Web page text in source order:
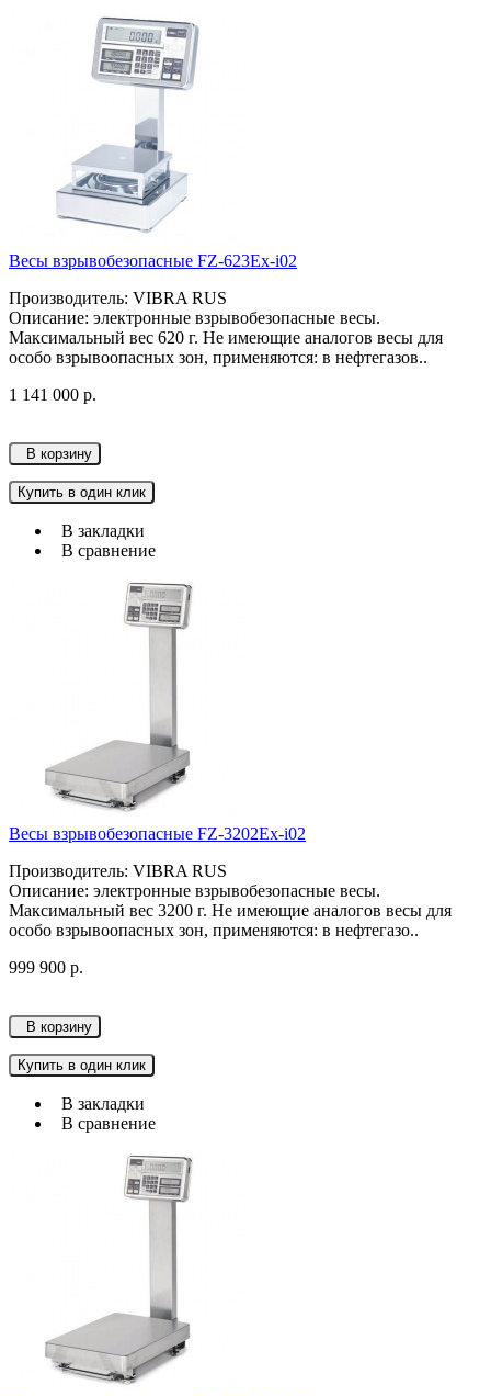
Весы взрывобезопасные FZ-623Ex-i02
Производитель: VIBRA RUS
Описание: электронные взрывобезопасные весы.
Максимальный вес 620 г. Не имеющие аналогов весы для
особо взрывоопасных зон, применяются: в нефтегазов..
1 141 000 р.
В корзину
Купить в один клик
В закладки
В сравнение
Весы взрывобезопасные FZ-3202Ex-i02
Производитель: VIBRA RUS
Описание: электронные взрывобезопасные весы.
Максимальный вес 3200 г. Не имеющие аналогов весы для
особо взрывоопасных зон, применяются: в нефтегазо..
999 900 р.
В корзину
Купить в один клик
В закладки
В сравнение